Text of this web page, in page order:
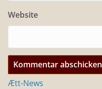
Website
Ætt-News